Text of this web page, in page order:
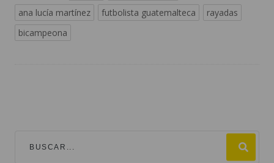
ana lucía martínez
futbolista guatemalteca
rayadas
bicampeona